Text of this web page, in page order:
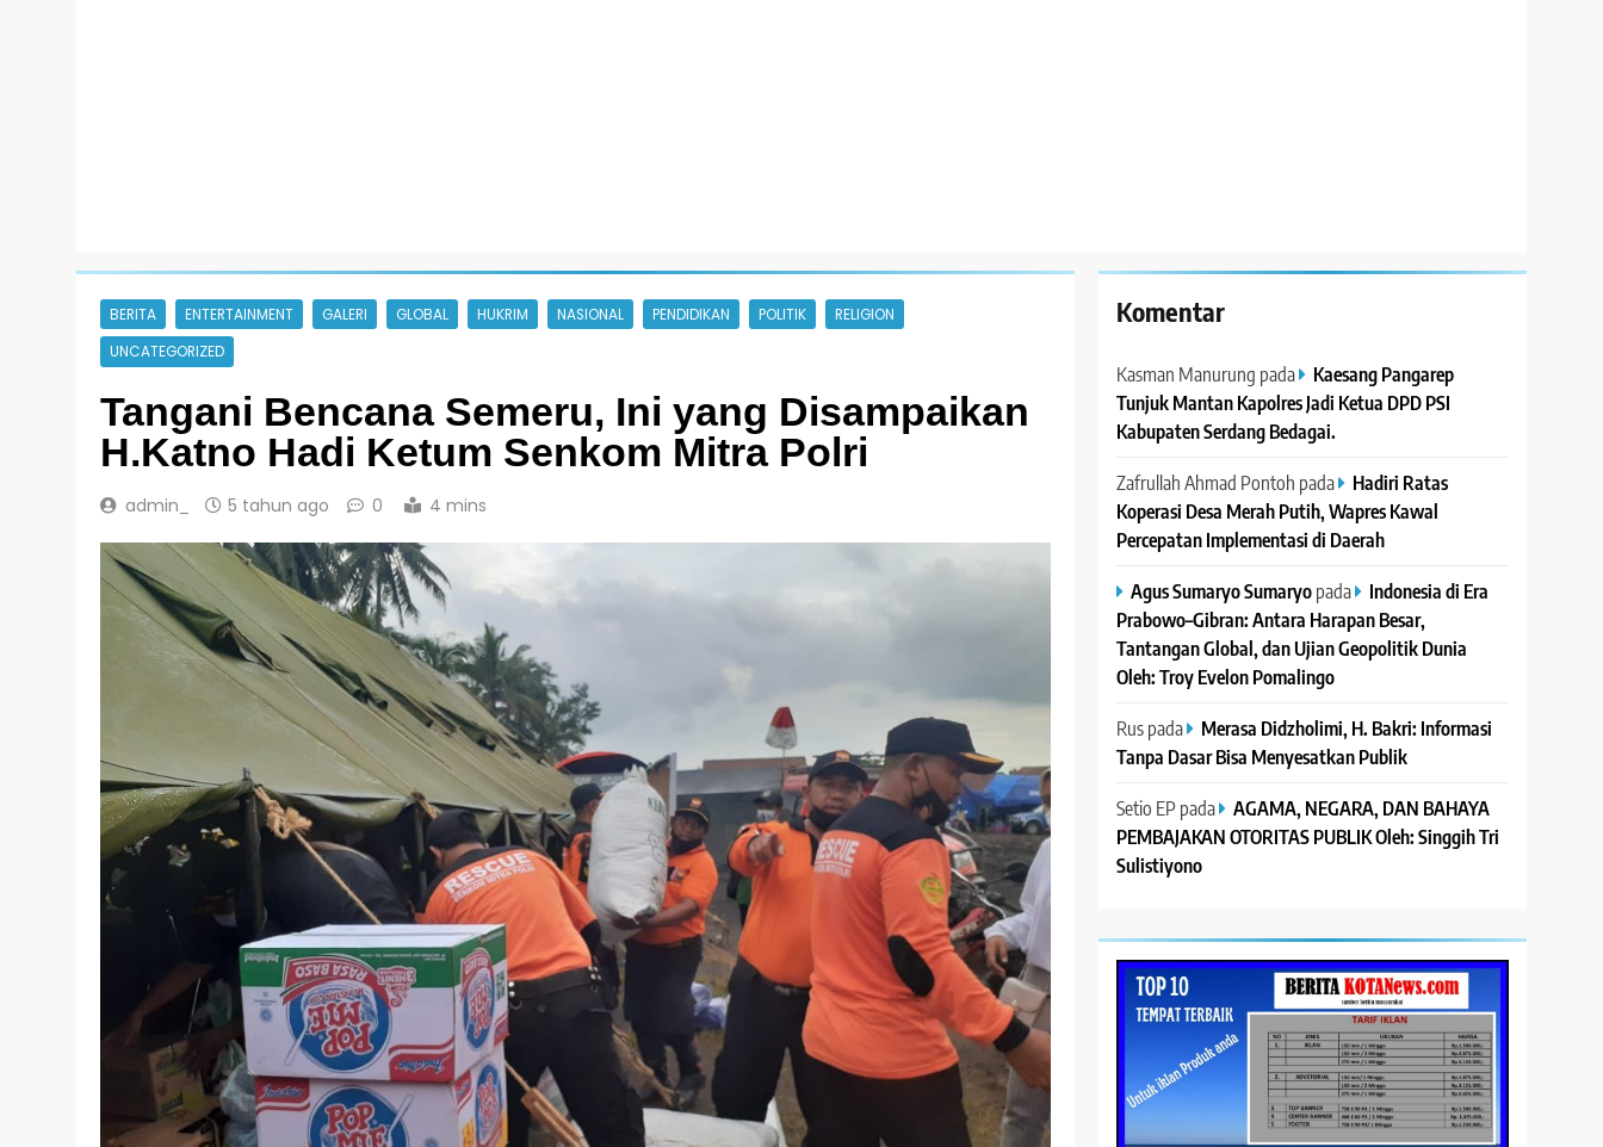
BERITA ENTERTAINMENT GALERI GLOBAL HUKRIM NASIONAL PENDIDIKAN POLITIK
RELIGION
UNCATEGORIZED
Tangani Bencana Semeru, Ini yang Disampaikan
H.Katno Hadi Ketum Senkom Mitra Polri
admin_ 5 tahun ago 0 4 mins
Komentar
Kasman Manurung pada
Kaesang Pangarep
Tunjuk Mantan Kapolres Jadi Ketua DPD PSI
Kabupaten Serdang Bedagai. ‎ ‎
Zafrullah Ahmad Pontoh pada
Hadiri Ratas
Koperasi Desa Merah Putih, Wapres Kawal
Percepatan Implementasi di Daerah
Agus Sumaryo Sumaryopada
Indonesia di Era
Prabowo–Gibran: Antara Harapan Besar,
Tantangan Global, dan Ujian Geopolitik Dunia
Oleh: Troy Evelon Pomalingo
Ruspada
Merasa Didzholimi, H. Bakri: Informasi
Tanpa Dasar Bisa Menyesatkan Publik
Setio EP pada AGAMA, NEGARA, DAN BAHAYA
PEMBAJAKAN OTORITAS PUBLIK Oleh: Singgih Tri
Sulistiyono